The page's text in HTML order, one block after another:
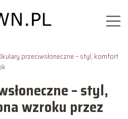
przeciwsłoneczne – styl, komfort
– styl,
wzroku przez